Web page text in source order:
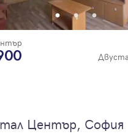
Център, София